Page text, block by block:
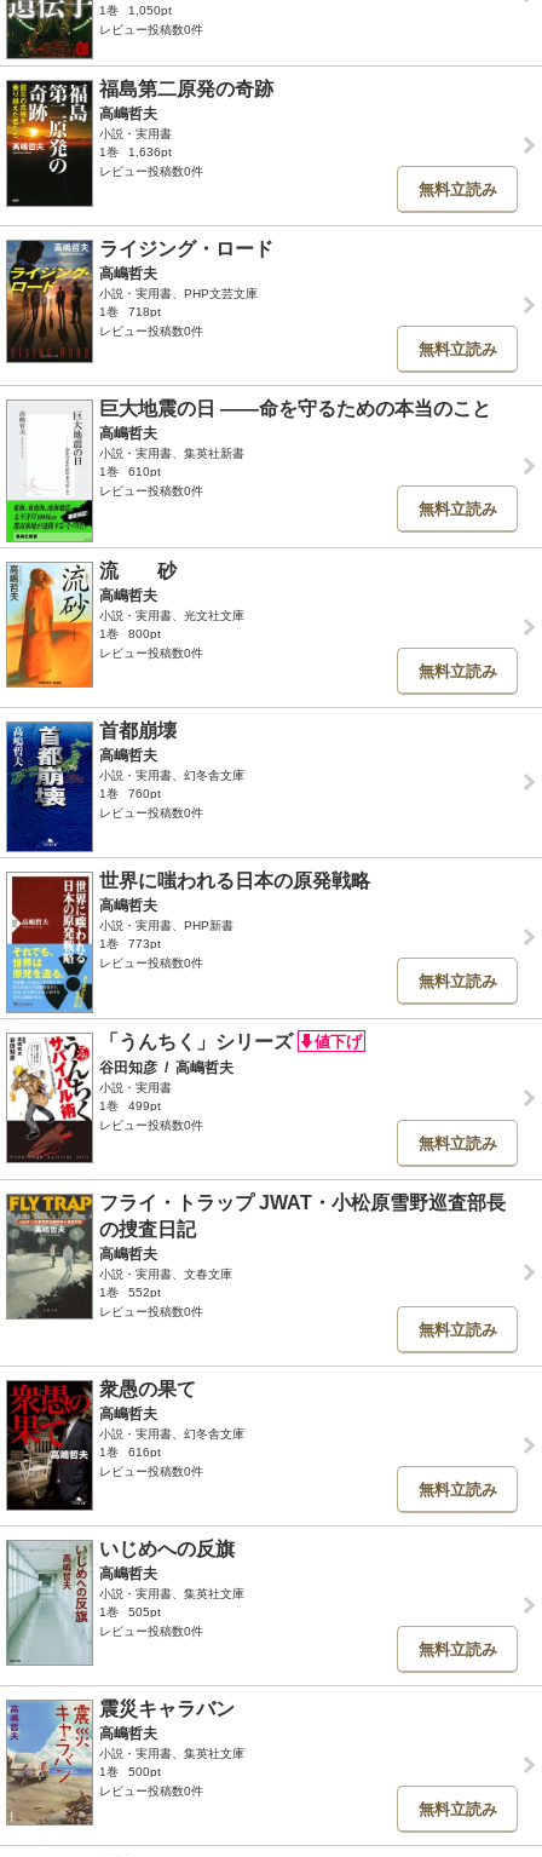
1巻
1,050pt
レビュー投稿数0件
福島第二原発の奇跡
高嶋哲夫
小説・実用書
1巻
1,636pt
レビュー投稿数0件
無料立読み
ライジング・ロード
高嶋哲夫
小説・実用書、PHP文芸文庫
1巻
718pt
レビュー投稿数0件
無料立読み
巨大地震の日 ――命を守るための本当のこと
高嶋哲夫
小説・実用書、集英社新書
1巻
610pt
レビュー投稿数0件
無料立読み
流 砂
高嶋哲夫
小説・実用書、光文社文庫
1巻
800pt
レビュー投稿数0件
無料立読み
首都崩壊
高嶋哲夫
小説・実用書、幻冬舎文庫
1巻
760pt
レビュー投稿数0件
世界に嗤われる日本の原発戦略
高嶋哲夫
小説・実用書、PHP新書
1巻
773pt
レビュー投稿数0件
無料立読み
「うんちく」シリーズ
谷田知彦 / 高嶋哲夫
小説・実用書
1巻
499pt
レビュー投稿数0件
無料立読み
フライ・トラップ JWAT・小松原雪野巡査部長
の捜査日記
高嶋哲夫
小説・実用書、文春文庫
1巻
552pt
レビュー投稿数0件
無料立読み
衆愚の果て
高嶋哲夫
小説・実用書、幻冬舎文庫
1巻
616pt
レビュー投稿数0件
無料立読み
いじめへの反旗
高嶋哲夫
小説・実用書、集英社文庫
1巻
505pt
レビュー投稿数0件
無料立読み
震災キャラバン
高嶋哲夫
小説・実用書、集英社文庫
1巻
500pt
レビュー投稿数0件
無料立読み